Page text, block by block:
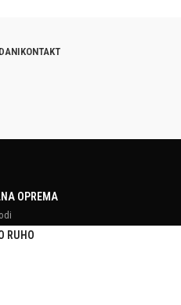
KONTAKT
OPREMA
RUHO